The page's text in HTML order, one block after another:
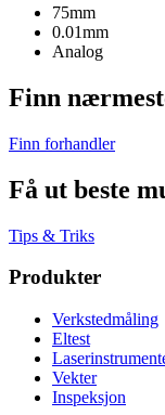
75mm
0.01mm
Analog
Finn
Finn forhandler
Få ut beste
Tips & Triks
Produkter
Verkstedmåling
Eltest
Vekter
Inspeksjon